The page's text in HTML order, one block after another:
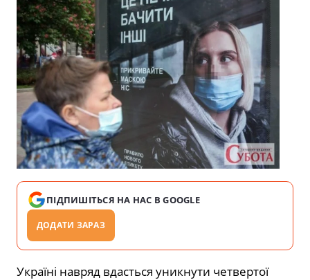
ПІДПИШІТЬСЯ НА НАС В GOOGLE
ДОДАТИ ЗАРАЗ
Україні навряд вдасться уникнути четвертої